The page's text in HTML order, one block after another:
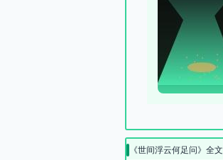
《世间浮云何足问》全文